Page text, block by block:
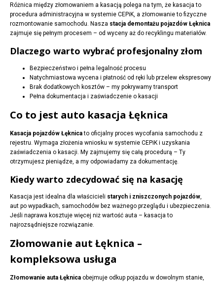
Różnica między złomowaniem a kasacją polega na tym, że kasacja to
procedura administracyjna w systemie CEPiK, a złomowanie to fizyczne
rozmontowanie samochodu. Nasza stacja demontażu pojazdów Łęknica
zajmuje się pełnym procesem – od wyceny aż do recyklingu materiałów.
Dlaczego warto wybrać profesjonalny złom
Bezpieczeństwo i pełna legalność procesu
Natychmiastowa wycena i płatność od ręki lub przelew ekspresowy
Brak dodatkowych kosztów – my pokrywamy transport
Pełna dokumentacja i zaświadczenie o kasacji
Co to jest auto kasacja Łęknica
Kasacja pojazdów Łęknicato oficjalny proces wycofania samochodu z
rejestru. Wymaga złożenia wniosku w systemie CEPiK i uzyskania
zaświadczenia o kasacji. My zajmujemy się całą procedurą – Ty
otrzymujesz pieniądze, a my odpowiadamy za dokumentację.
Kiedy warto zdecydować się na kasację
Kasacja jest idealna dla właścicieli starych i zniszczonych pojazdów,
aut po wypadkach, samochodów bez ważnego przeglądu i ubezpieczenia.
Jeśli naprawa kosztuje więcej niż wartość auta – kasacja to
najrozsądniejsze rozwiązanie.
Złomowanie aut Łęknica –
kompleksowa usługa
Złomowanie auta Łęknica obejmuje odkup pojazdu w dowolnym stanie,